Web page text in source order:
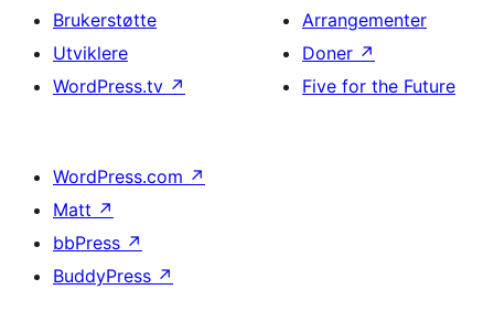
Brukerstøtte
Utviklere
WordPress.tv ↗
Arrangementer
Doner ↗
Five for the Future
WordPress.com ↗
Matt ↗
bbPress ↗
BuddyPress ↗